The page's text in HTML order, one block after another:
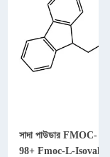
সাদা পাউডার FMOC-
98+ Fmoc-L-